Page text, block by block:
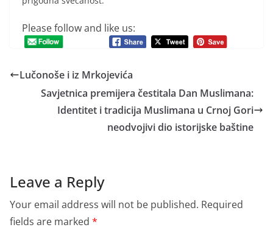
Please follow and like us:
Lučonoše i iz Mrkojevića
Savjetnica premijera čestitala Dan Muslimana:
Identitet i tradicija Muslimana u Crnoj Gori
neodvojivi dio istorijske baštine
Leave a Reply
Your email address will not be published. Required
fields are marked *